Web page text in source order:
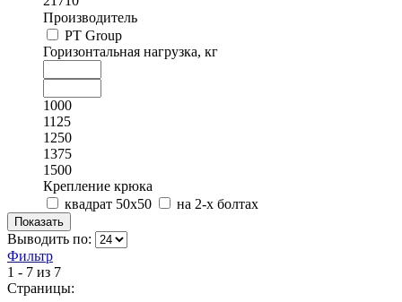
Производитель
PT Group
Горизонтальная нагрузка, кг
1000
1125
1250
1375
1500
Крепление крюка
квадрат 50х50
на 2-х болтах
Выводить по:
Фильтр
1 - 7 из 7
Страницы: